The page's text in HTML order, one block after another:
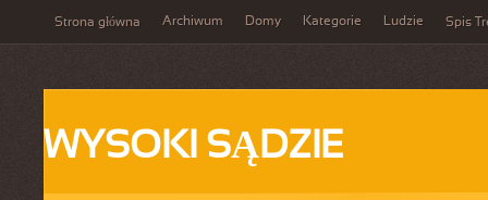
Strona główna Archiwum Domy Kategorie Ludzie Spis
WYSOKI SĄDZIE